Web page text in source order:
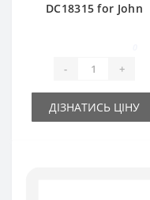
DC18315 for John
- +
ДІЗНАТИСЬ ЦІНУ